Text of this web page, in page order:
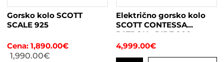
strani
izdelka
Gorsko kolo SCOTT
SCALE 925
1,890.00€
1,990.00€
Električno gorsko kolo
SCOTT CONTESSA
PATRON eRIDE 900
žensko
4,999.00€